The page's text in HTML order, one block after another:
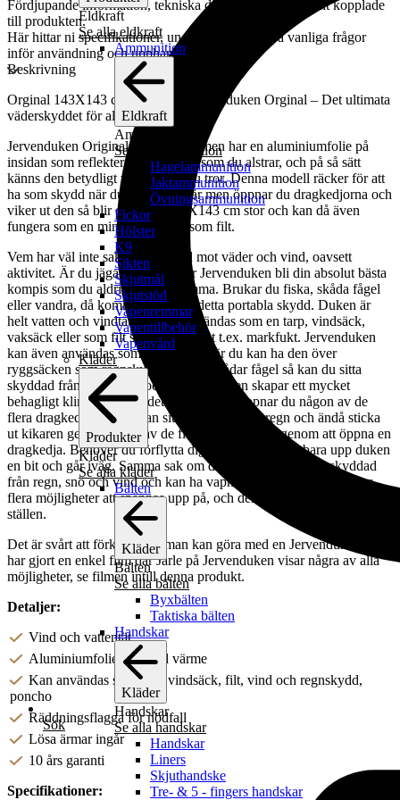
Eldkraft
Se alla eldkraft
Ammunition
Eldkraft
Ammunition
Se alla ammunition
Hagelammunition
Jaktammunition
Övningsammunition
Fickor
Hölster
K9
Sikten
Skjutmål
Skjutstöd
Vapenremmar
Vapentillbehör
Vapenvård
Kläder
Produkter
Kläder
Se alla kläder
Bälten
Kläder
Bälten
Se alla bälten
Byxbälten
Taktiska bälten
Handskar
Kläder
Handskar
Se alla handskar
Handskar
Liners
Skjuthandske
Tre- & 5 - fingers handskar
Sök
Fördjupande information, tekniska detaljer och dokument kopplade
till produkten.
Här hittar ni specifikationer, underlag och svar på vanliga frågor
inför användning och upphandling.
Beskrivning
Orginal 143X143 cm Mountain Jervenduken Orginal – Det ultimata
väderskyddet för alla uteaktiviteter.
Jervenduken Original är oisolerad men har en aluminiumfolie på
insidan som reflekterar den värme som du alstrar, och på så sätt
känns den betydligt varmare än du tror. Denna modell räcker för att
ha som skydd när du sitter och står men öppnar du dragkedjorna och
viker ut den så blir den hela 143X143 cm stor och kan då även
fungera som en mindre tarp och som filt.
Vem har väl inte saknat ett skydd mot väder och vind, oavsett
aktivitet. Är du jägare då kommer Jervenduken bli din absolut bästa
kompis som du aldrig lämnar hemma. Brukar du fiska, skåda fågel
eller vandra, då kommer du älska detta portabla skydd. Duken är
helt vatten och vindtät och kan användas som en tarp, vindsäck,
vaksäck eller som filt som skydd mot t.ex. markfukt. Jervenduken
kan även användas som en poncho där du kan ha den över
ryggsäcken som regnskydd. Om du skådar fågel så kan du sitta
skyddad från regn, vind och kyla då duken skapar ett mycket
behagligt klimat och blir det för varmt så öppnar du någon av de
flera dragkedjorna. Du kan sitta skyddad från regn och ändå sticka
ut kikaren genom något av de flera öppningarna genom att öppna en
dragkedja. Behöver du förflytta dig en bit så drar du bara upp duken
en bit och går iväg. Samma sak om du är jägare, du sitter skyddad
från regn, snö och vind och kan ha vapnet redo. Jervenduken har
flera möjligheter att spännas upp på, och den är förstärkt på flertalet
ställen.
Det är svårt att förklara vad man kan göra med en Jervenduk men vi
har gjort en enkel film där Jarle på Jervenduken visar några av alla
möjligheter, se filmen intill denna produkt.
Detaljer:
Vind och vattentät
Aluminiumfolie för ökad värme
Kan användas som tarp, vindsäck, filt, vind och regnskydd,
poncho
Räddningsflagga för nödfall
Lösa ärmar ingår
10 års garanti
Specifikationer: